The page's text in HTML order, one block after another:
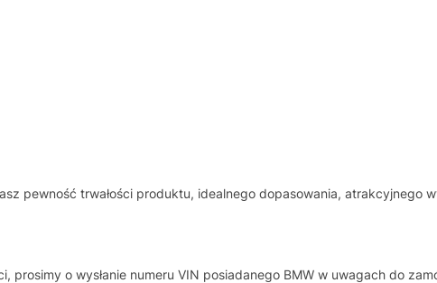
pewność trwałości produktu, idealnego dopasowania, atrakcyjnego
o wysłanie numeru VIN posiadanego BMW w uwagach do